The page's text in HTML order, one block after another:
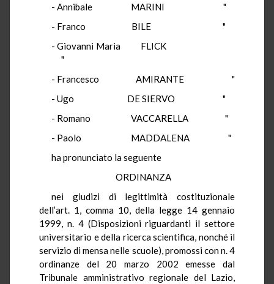
- Annibale MARINI "
- Franco BILE "
- Giovanni Maria FLICK
"
- Francesco AMIRANTE "
- Ugo DE SIERVO "
- Romano VACCARELLA "
- Paolo MADDALENA "
ha pronunciato la seguente
ORDINANZA
nei giudizi di legittimità costituzionale
dell’art. 1, comma 10, della legge 14 gennaio
1999, n. 4 (Disposizioni riguardanti il settore
universitario e della ricerca scientifica, nonché il
servizio di mensa nelle scuole), promossi con n. 4
ordinanze del 20 marzo 2002 emesse dal
Tribunale amministrativo regionale del Lazio,